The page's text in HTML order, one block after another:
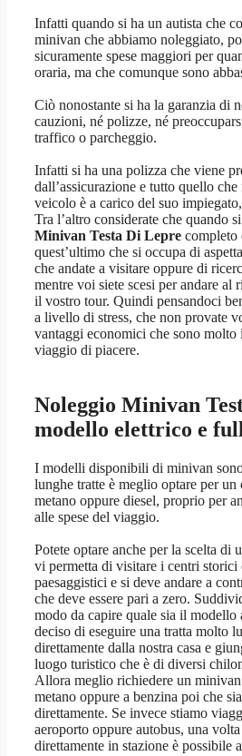
Infatti quando si ha un autista che
minivan che abbiamo noleggiato,
sicuramente spese maggiori per
oraria, ma che comunque sono
Ciò nonostante si ha la garanzia di
cauzioni, né polizze, né
traffico o parcheggio.
Infatti si ha una polizza che viene
dall’assicurazione e tutto quello
veicolo è a carico del suo
Tra l’altro considerate che quando
Minivan Testa Di Lepre completo
quest’ultimo che si occupa di
che andate a visitare oppure di
mentre voi siete scesi per andare al
il vostro tour. Quindi pensandoci
a livello di stress, che non provate
vantaggi economici che sono molto
viaggio di piacere.
Noleggio Minivan
modello elettrico e
I modelli disponibili di minivan
lunghe tratte è meglio optare per un
metano oppure diesel, proprio per
alle spese del viaggio.
Potete optare anche per la scelta di
vi permetta di visitare i centri
paesaggistici e si deve andare a
che deve essere pari a zero.
modo da capire quale sia il
deciso di eseguire una tratta molto
direttamente dalla nostra casa e
luogo turistico che è di diversi
Allora meglio richiedere un
metano oppure a benzina poi che
direttamente. Se invece stiamo
aeroporto oppure autobus, una
direttamente in stazione è possibile